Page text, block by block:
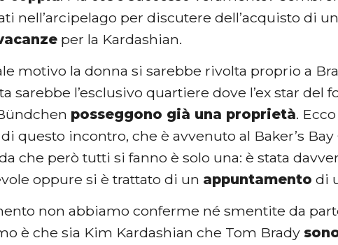
nell’arcipelago per discutere dell’acquisto di
per la Kardashian.
motivo la donna si sarebbe rivolta proprio a
sarebbe l’esclusivo quartiere dove l’ex star del
posseggono già una proprietà.
questo incontro, che è avvenuto al Baker’s Bay
che però tutti si fanno è solo una: è stata
oppure si è trattato di un appuntamento di
non abbiamo conferme né smentite da
è che sia Kim Kardashian che Tom Brady